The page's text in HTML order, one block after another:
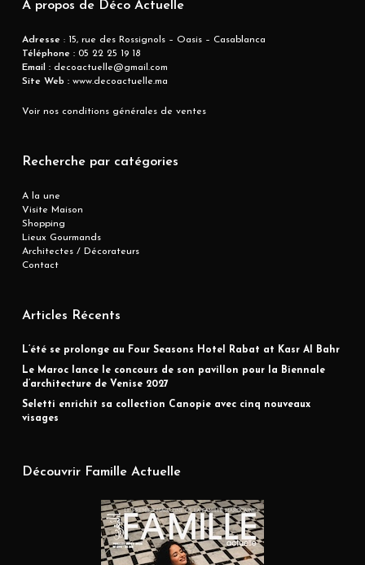
A propos de Déco Actuelle
Adresse : 15, rue des Rossignols – Oasis – Casablanca
Téléphone :05 22 25 19 18
Email :decoactuelle@gmail.com
Site Web :www.decoactuelle.ma
Voir nos conditions générales de ventes
Recherche par catégories
A la une
Visite Maison
Shopping
Lieux Gourmands
Architectes / Décorateurs
Contact
Articles Récents
L’été se prolonge au Four Seasons Hotel Rabat at Kasr Al Bahr
Le Maroc lance le concours de son pavillon pour la Biennale
d’architecture de Venise 2027
Seletti enrichit sa collection Canopie avec cinq nouveaux
visages
Découvrir Famille Actuelle